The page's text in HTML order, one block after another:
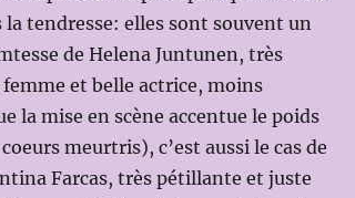
tendresse: elles sont souvent un
de Helena Juntunen, très
et belle actrice, moins
la mise en scène accentue le poids
meurtris), c’est aussi le cas de
Farcas, très pétillante et juste